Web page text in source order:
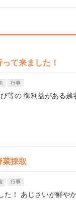
て来ました！
行事
等の 御利益がある越
菜採取
行事
た！ あじさいが鮮や